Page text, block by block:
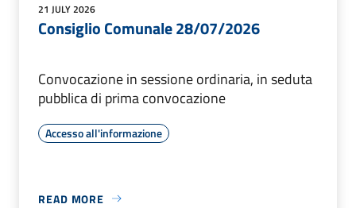
21 JULY 2026
Consiglio Comunale 28/07/2026
Convocazione in sessione ordinaria, in seduta
pubblica di prima convocazione
Accesso all'informazione
READ MORE